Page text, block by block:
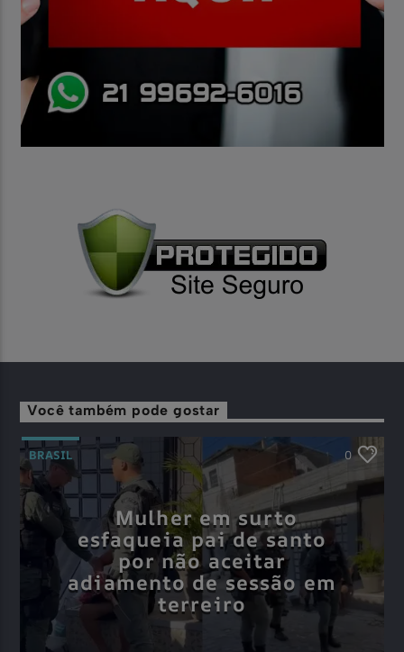
Você também pode gostar
BRASIL 0
Mulher em surto
esfaqueia pai de santo
por não aceitar
adiamento de sessão em
terreiro